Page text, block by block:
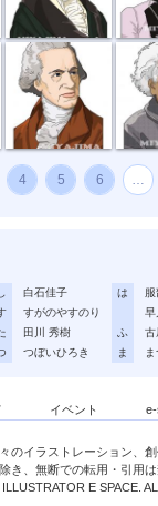
理科の偉人似... 理科
4 5 6 …
白石佳子
すがのやすのり
田川 秀樹
つぼいひろき
は
早
ふ
古
ま
イベント
のイラストレーション、
き、無断での転用・引用
E SPACE.